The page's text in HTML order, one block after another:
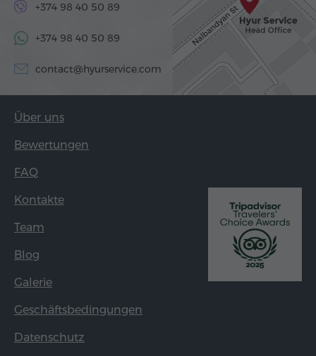
+374 98 40 50 89
+374 98 40 50 89
contact@hyurservice.com
Über uns
Bewertungen
FAQ
Kontakte
Team
Blog
Galerie
Geschäftsbedingungen
Datenschutz